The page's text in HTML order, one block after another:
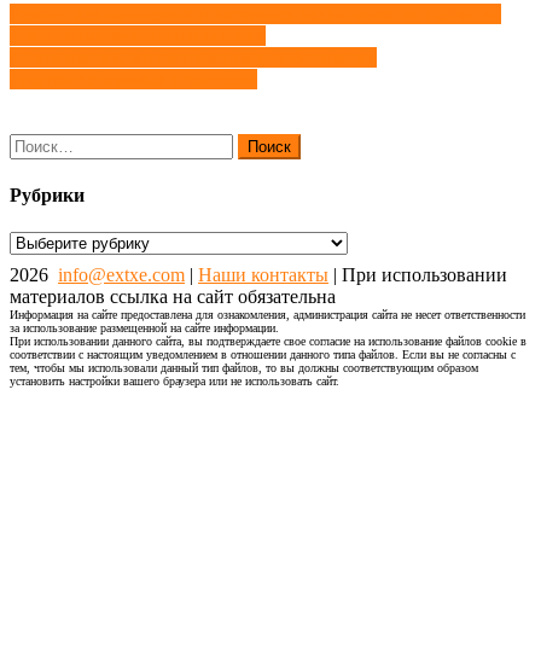
Навигация
по
записям
Найти:
Рубрики
Рубрики
2026 info@extxe.com | Наши контакты | При использовании
материалов ссылка на сайт обязательна
Информация на сайте предоставлена для ознакомления, администрация сайта не несет ответственности
за использование размещенной на сайте информации.
При использовании данного сайта, вы подтверждаете свое согласие на использование файлов cookie в
соответствии с настоящим уведомлением в отношении данного типа файлов. Если вы не согласны с
тем, чтобы мы использовали данный тип файлов, то вы должны соответствующим образом
установить настройки вашего браузера или не использовать сайт.